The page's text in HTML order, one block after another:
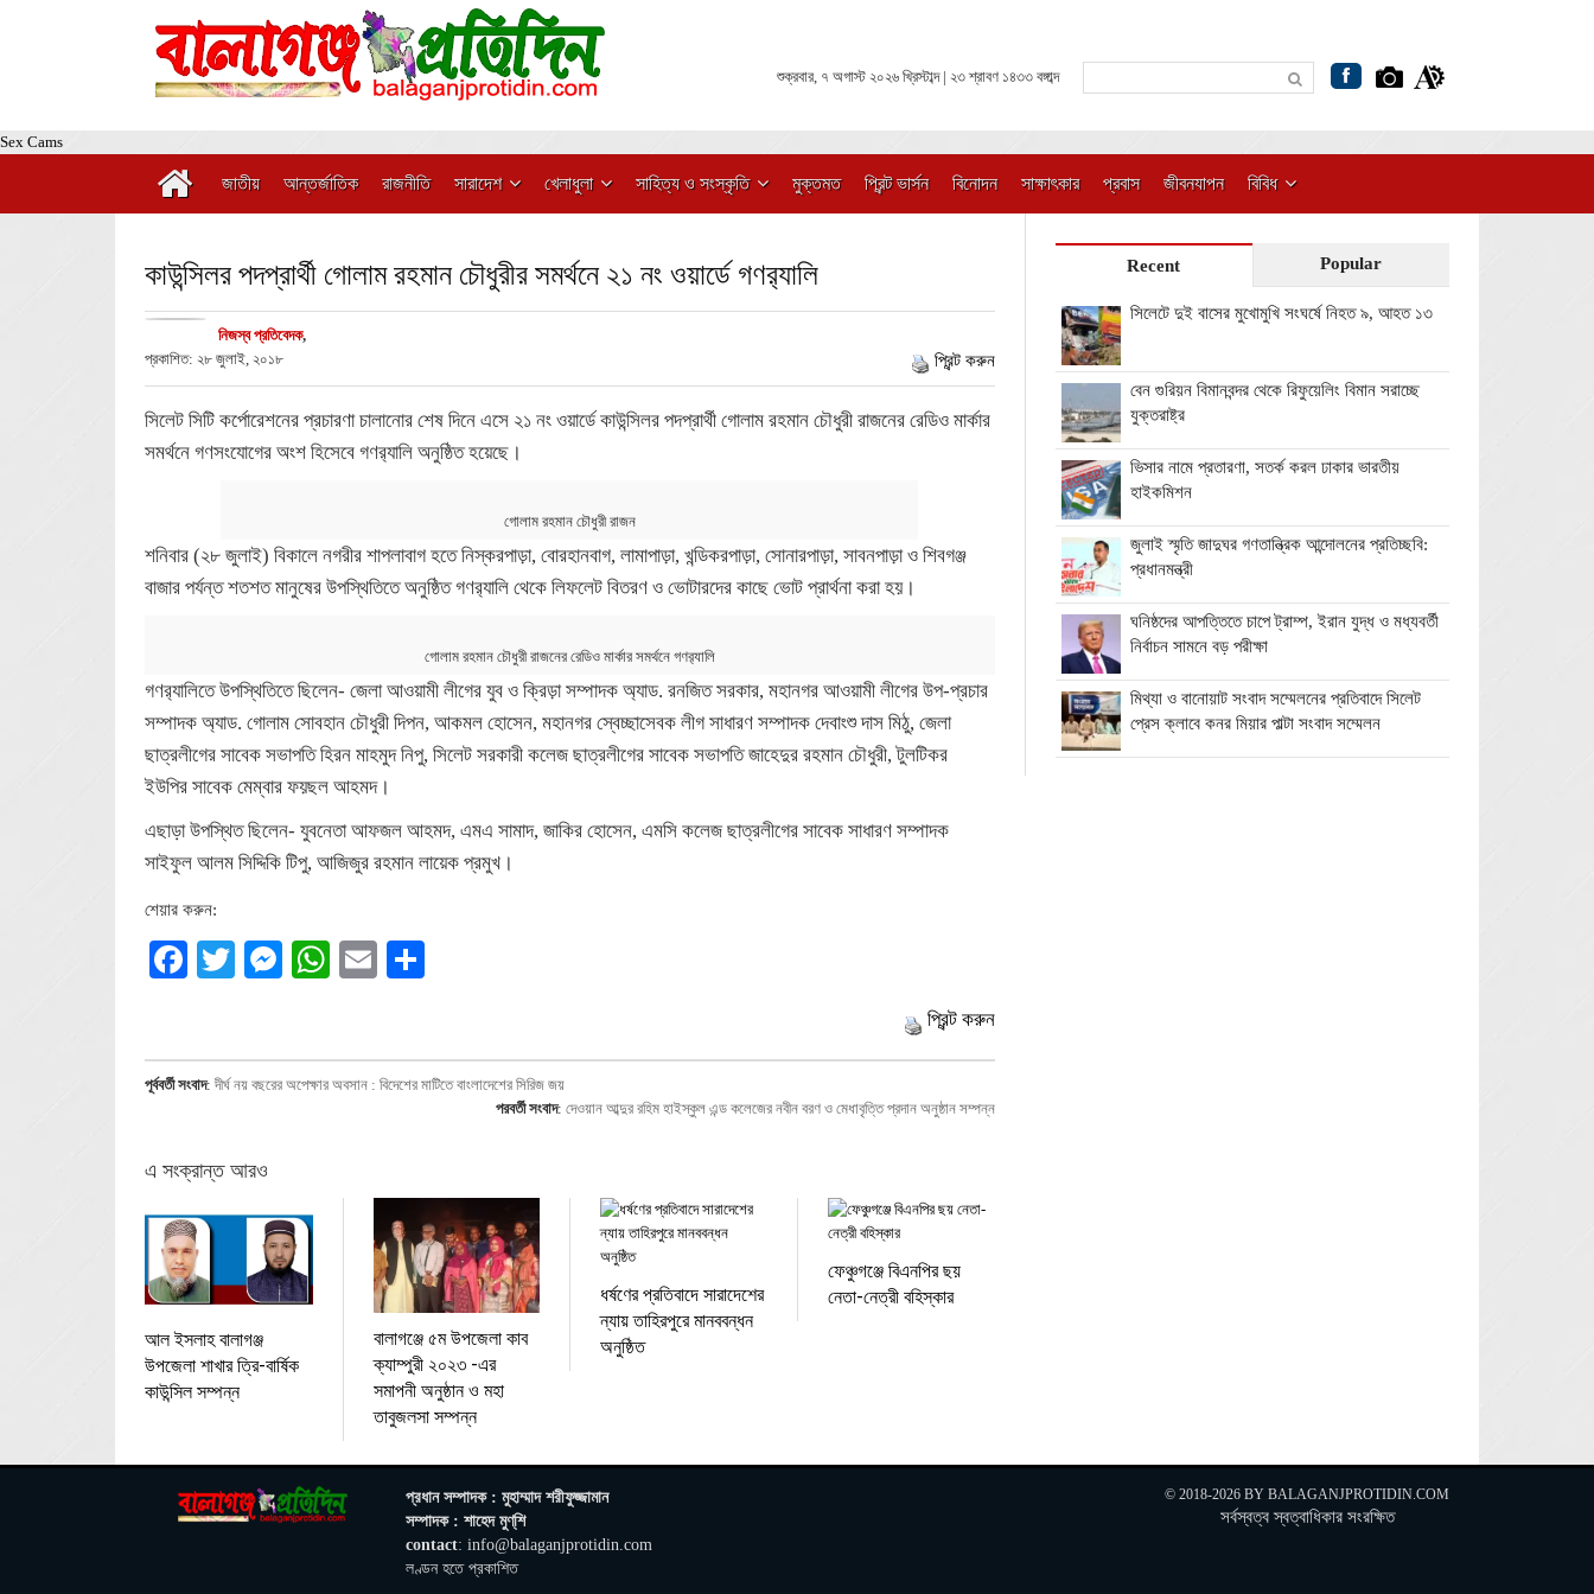
শুক্রবার, ৭ অগাস্ট ২০২৬ খ্রিস্টাব্দ | ২৩ শ্রাবণ ১৪৩৩ বঙ্গাব্দ
Sex Cams
জাতীয় আন্তর্জাতিক রাজনীতি সারাদেশ খেলাধুলা সাহিত্য ও সংস্কৃতি মুক্তমত প্রিন্ট ভার্সন বিনোদন সাক্ষাৎকার প্রবাস জীবনযাপন বিবিধ
কাউন্সিলর পদপ্রার্থী গোলাম রহমান চৌধুরীর সমর্থনে ২১ নং ওয়ার্ডে গণর‍্যালি
নিজস্ব প্রতিবেদক,
প্রকাশিত: ২৮ জুলাই, ২০১৮
প্রিন্ট করুন
সিলেট সিটি কর্পোরেশনের প্রচারণা চালানোর শেষ দিনে এসে ২১ নং ওয়ার্ডে কাউন্সিলর পদপ্রার্থী গোলাম রহমান চৌধুরী রাজনের রেডিও মার্কার
সমর্থনে গণসংযোগের অংশ হিসেবে গণর‍্যালি অনুষ্ঠিত হয়েছে।
গোলাম রহমান চৌধুরী রাজন
শনিবার (২৮ জুলাই) বিকালে নগরীর শাপলাবাগ হতে নিস্করপাড়া, বোরহানবাগ, লামাপাড়া, খন্ডিকরপাড়া, সোনারপাড়া, সাবনপাড়া ও শিবগঞ্জ
বাজার পর্যন্ত শতশত মানুষের উপস্থিতিতে অনুষ্ঠিত গণর‍্যালি থেকে লিফলেট বিতরণ ও ভোটারদের কাছে ভোট প্রার্থনা করা হয়।
গোলাম রহমান চৌধুরী রাজনের রেডিও মার্কার সমর্থনে গণর‍্যালি
গণর‍্যালিতে উপস্থিতিতে ছিলেন- জেলা আওয়ামী লীগের যুব ও ক্রিড়া সম্পাদক অ্যাড. রনজিত সরকার, মহানগর আওয়ামী লীগের উপ-প্রচার
সম্পাদক অ্যাড. গোলাম সোবহান চৌধুরী দিপন, আকমল হোসেন, মহানগর স্বেচ্ছাসেবক লীগ সাধারণ সম্পাদক দেবাংশু দাস মিঠু, জেলা
ছাত্রলীগের সাবেক সভাপতি হিরন মাহমুদ নিপু, সিলেট সরকারী কলেজ ছাত্রলীগের সাবেক সভাপতি জাহেদুর রহমান চৌধুরী, টুলটিকর
ইউপির সাবেক মেম্বার ফয়ছল আহমদ।
এছাড়া উপস্থিত ছিলেন- যুবনেতা আফজল আহমদ, এমএ সামাদ, জাকির হোসেন, এমসি কলেজ ছাত্রলীগের সাবেক সাধারণ সম্পাদক
সাইফুল আলম সিদ্দিকি টিপু, আজিজুর রহমান লায়েক প্রমুখ।
শেয়ার করুন:
Facebook
TwitterMessenger
WhatsApp
Email
প্রিন্ট করুন
পূর্ববর্তী সংবাদ: দীর্ঘ নয় বছরের অপেক্ষার অবসান : বিদেশের মাটিতে বাংলাদেশের সিরিজ জয়
পরবর্তী সংবাদ: দেওয়ান আব্দুর রহিম হাইস্কুল এন্ড কলেজের নবীন বরণ ও মেধাবৃত্তি প্রদান অনুষ্ঠান সম্পন্ন
এ সংক্রান্ত আরও
আল ইসলাহ বালাগঞ্জ
উপজেলা শাখার ত্রি-বার্ষিক
কাউন্সিল সম্পন্ন
বালাগঞ্জে ৫ম উপজেলা কাব
ক্যাম্পুরী ২০২৩ -এর
সমাপনী অনুষ্ঠান ও মহা
তাবুজলসা সম্পন্ন
ধর্ষণের প্রতিবাদে সারাদেশের
ন্যায় তাহিরপুরে মানববন্ধন
অনুষ্ঠিত
ফেঞ্চুগঞ্জে বিএনপির ছয়
নেতা-নেত্রী বহিস্কার
Recent Popular
সিলেটে দুই বাসের মুখোমুখি সংঘর্ষে নিহত ৯, আহত ১৩
বেন গুরিয়ন বিমানবন্দর থেকে রিফুয়েলিং বিমান সরাচ্ছে
যুক্তরাষ্ট্র
ভিসার নামে প্রতারণা, সতর্ক করল ঢাকার ভারতীয়
হাইকমিশন
জুলাই স্মৃতি জাদুঘর গণতান্ত্রিক আন্দোলনের প্রতিচ্ছবি:
প্রধানমন্ত্রী
ঘনিষ্ঠদের আপত্তিতে চাপে ট্রাম্প, ইরান যুদ্ধ ও মধ্যবর্তী
নির্বাচন সামনে বড় পরীক্ষা
মিথ্যা ও বানোয়াট সংবাদ সম্মেলনের প্রতিবাদে সিলেট
প্রেস ক্লাবে কনর মিয়ার পাল্টা সংবাদ সম্মেলন
প্রধান সম্পাদক : মুহাম্মাদ শরীফুজ্জামান
সম্পাদক : শাহেদ মুণ্‌শি
contact: info@balaganjprotidin.com
লণ্ডন হতে প্রকাশিত
© 2018-2026 BY BALAGANJPROTIDIN.COM
সর্বস্বত্ব স্বত্বাধিকার সংরক্ষিত